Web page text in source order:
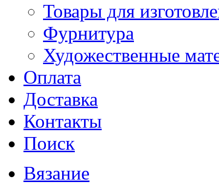
Товары для
Фурнитура
Художественные
Оплата
Доставка
Контакты
Поиск
Вязание